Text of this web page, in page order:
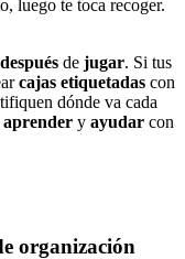
luego te toca recoger.
de jugar. Si tus
cajas etiquetadas con
dónde va cada
aprender y ayudar con
organización